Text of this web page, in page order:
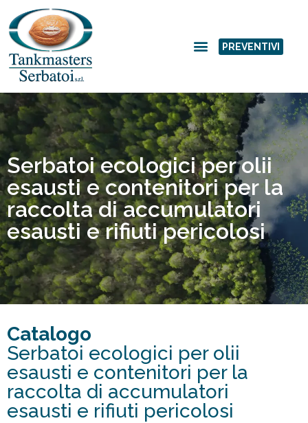
PREVENTIVI
Serbatoi ecologici per olii
esausti e contenitori per la
raccolta di accumulatori
esausti e rifiuti pericolosi
Catalogo
Serbatoi ecologici per olii
esausti e contenitori per la
raccolta di accumulatori
esausti e rifiuti pericolosi